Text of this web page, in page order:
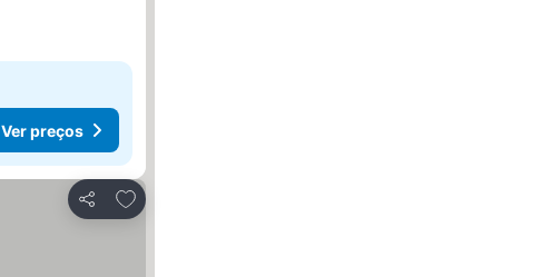
Ver preços
Partilhar
Adicionar aos favoritos